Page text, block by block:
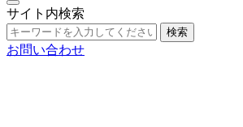
サイト内検索
検索
お問い合わせ